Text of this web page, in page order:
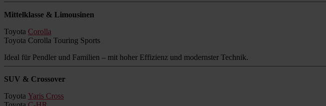
Mittelklasse & Limousinen
Toyota Corolla
Toyota Corolla Touring Sports
Ideal für Pendler und Familien – mit hoher Effizienz und modernster Technik.
SUV & Crossover
Toyota Yaris Cross